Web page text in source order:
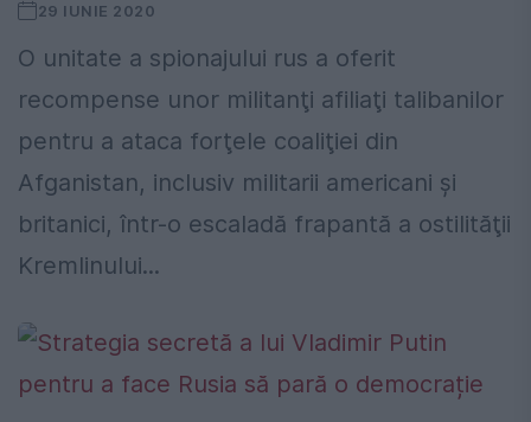
29 IUNIE 2020
O unitate a spionajului rus a oferit
recompense unor militanţi afiliaţi talibanilor
pentru a ataca forţele coaliţiei din
Afganistan, inclusiv militarii americani şi
britanici, într-o escaladă frapantă a ostilităţii
Kremlinului...